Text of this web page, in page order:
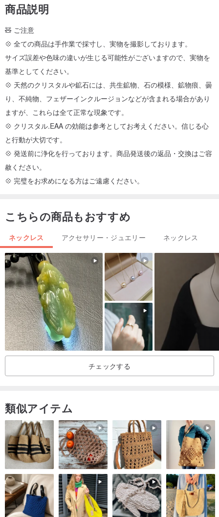
商品説明
🧸 ご注意
💠 全ての商品は手作業で採寸し、実物を撮影しております。
サイズ誤差や色味の違いが生じる可能性がございますので、実物を
基準としてください。
💠 天然のクリスタルや鉱石には、共生鉱物、石の模様、鉱物痕、曇
り、不純物、フェザーインクルージョンなどが含まれる場合があり
ますが、これらは全て正常な現象です。
💠 クリスタル.EAA の効能は参考としてお考えください。信じる心
と行動が大切です。
💠 発送前に浄化を行っております。商品発送後の返品・交換はご容
赦ください。
💠 完璧をお求めになる方はご遠慮ください。
こちらの商品もおすすめ
ネックレス アクセサリー・ジュエリー ネックレス
チェックする
類似アイテム